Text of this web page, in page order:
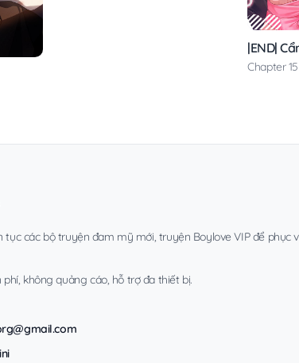
|END|
Chapter 15
tục các bộ truyện đam mỹ mới, truyện Boylove VIP để phục
không quảng cáo, hỗ trợ đa thiết bị.